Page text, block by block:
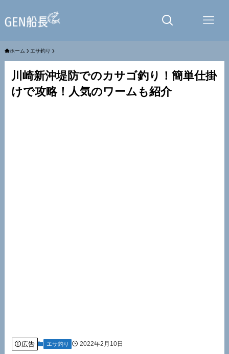
ホーム エサ釣り
川崎新沖堤防でのカサゴ釣り！簡単仕掛
けで攻略！人気のワームも紹介
広告 エサ釣り 2022年2月10日